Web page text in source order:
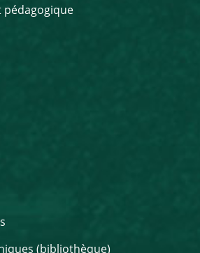
pédagogique
(bibliothèque)